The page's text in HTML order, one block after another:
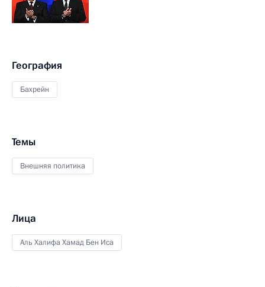
География
Бахрейн
Темы
Внешняя политика
Лица
Аль Халифа Хамад Бен Иса